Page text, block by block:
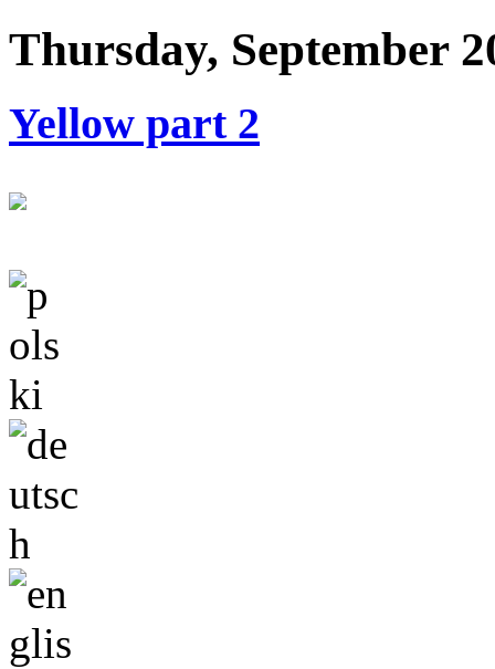
Thursday, September
Yellow part 2